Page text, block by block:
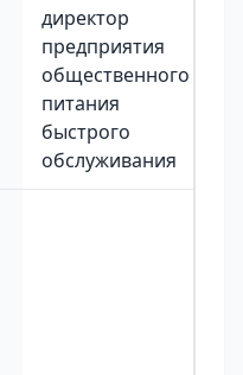
директор
предприятия
общественного
питания
быстрого
обслуживания